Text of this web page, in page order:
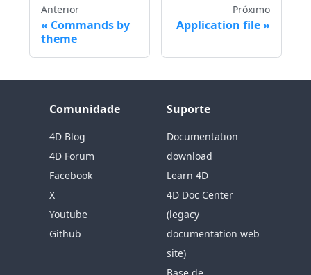
Anterior
Commands by
theme
Próximo
Application file
Comunidade
4D Blog
4D Forum
Facebook
X
Youtube
Github
Suporte
Documentation
download
Learn 4D
4D Doc Center
(legacy
documentation web
site)